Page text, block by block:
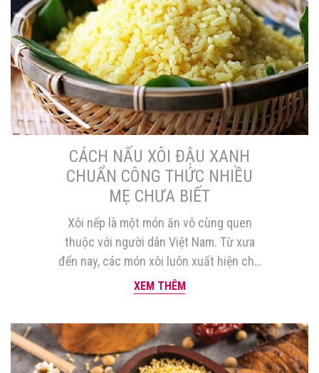
CÁCH NẤU XÔI ĐẬU XANH
CHUẨN CÔNG THỨC NHIỀU
MẸ CHƯA BIẾT
Xôi nếp là một món ăn vô cùng quen
thuộc với người dân Việt Nam. Từ xưa
đến nay, các món xôi luôn xuất hiện chủ
yếu trong các ngày rằm, ngày mùng 1,
Và quen […]
XEM THÊM